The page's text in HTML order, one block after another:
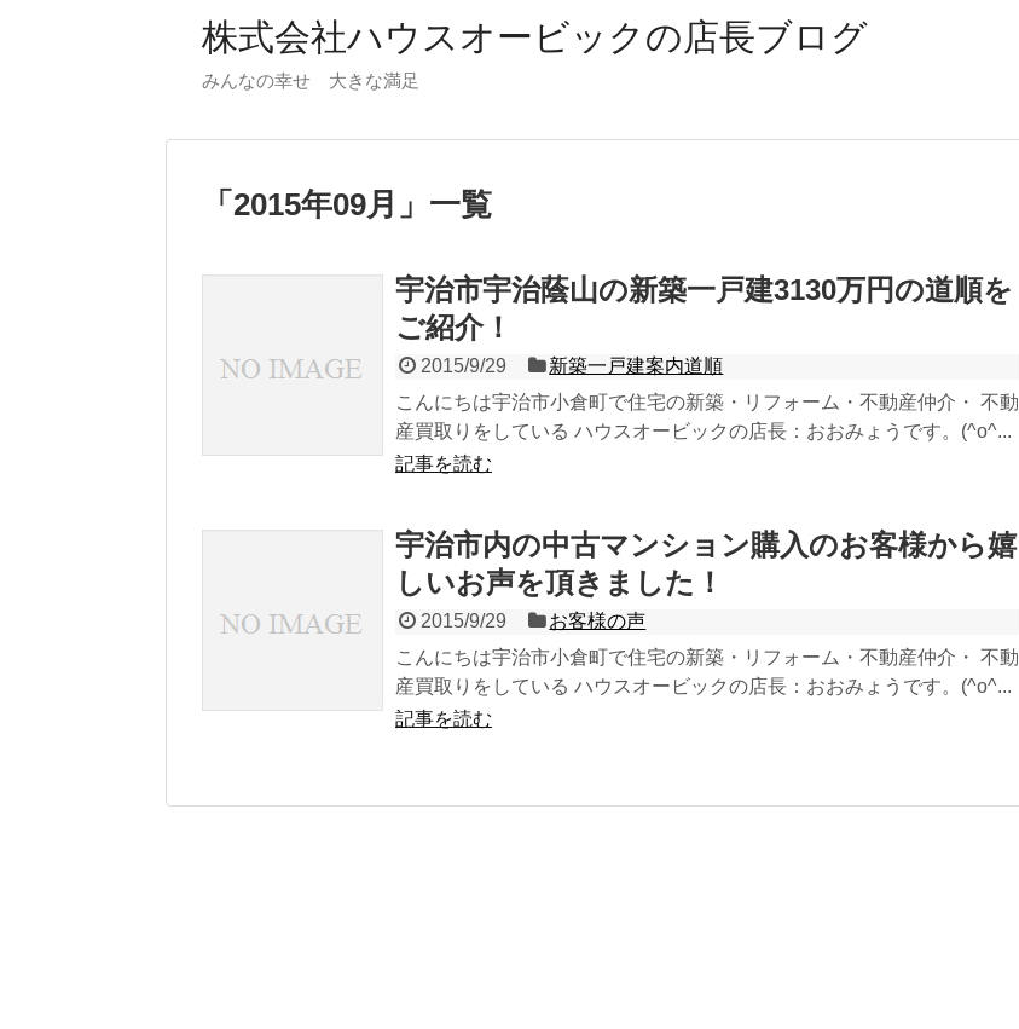
株式会社ハウスオービックの店長ブログ
みんなの幸せ 大きな満足
「 2015年09月 」 一覧
宇治市宇治蔭山の新築一戸建3130万円の道順を
ご紹介！
2015/9/29
新築一戸建案内道順
こんにちは宇治市小倉町で住宅の新築・リフォーム・不動産仲介・ 不動
産買取りをしている ハウスオービックの店長：おおみょうです。(^o^...
記事を読む
宇治市内の中古マンション購入のお客様から嬉
しいお声を頂きました！
2015/9/29
お客様の声
こんにちは宇治市小倉町で住宅の新築・リフォーム・不動産仲介・ 不動
産買取りをしている ハウスオービックの店長：おおみょうです。(^o^...
記事を読む